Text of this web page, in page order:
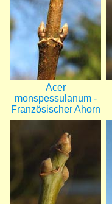
Acer
monspessulanum -
Französischer Ahorn